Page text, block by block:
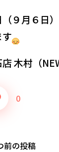
９月６日
す
木村（
0
前の投稿